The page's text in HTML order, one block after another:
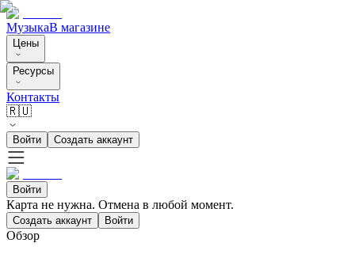
МузыкаВ магазине
Цены
Ресурсы
Контакты
🇷🇺
Войти Создать аккаунт
Войти
Карта не нужна. Отмена в любой момент.
Создать аккаунт Войти
Обзор